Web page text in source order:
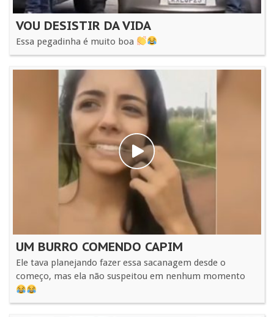
VOU DESISTIR DA VIDA
Essa pegadinha é muito boa
UM BURRO COMENDO CAPIM
Ele tava planejando fazer essa sacanagem desde o
começo, mas ela não suspeitou em nenhum momento